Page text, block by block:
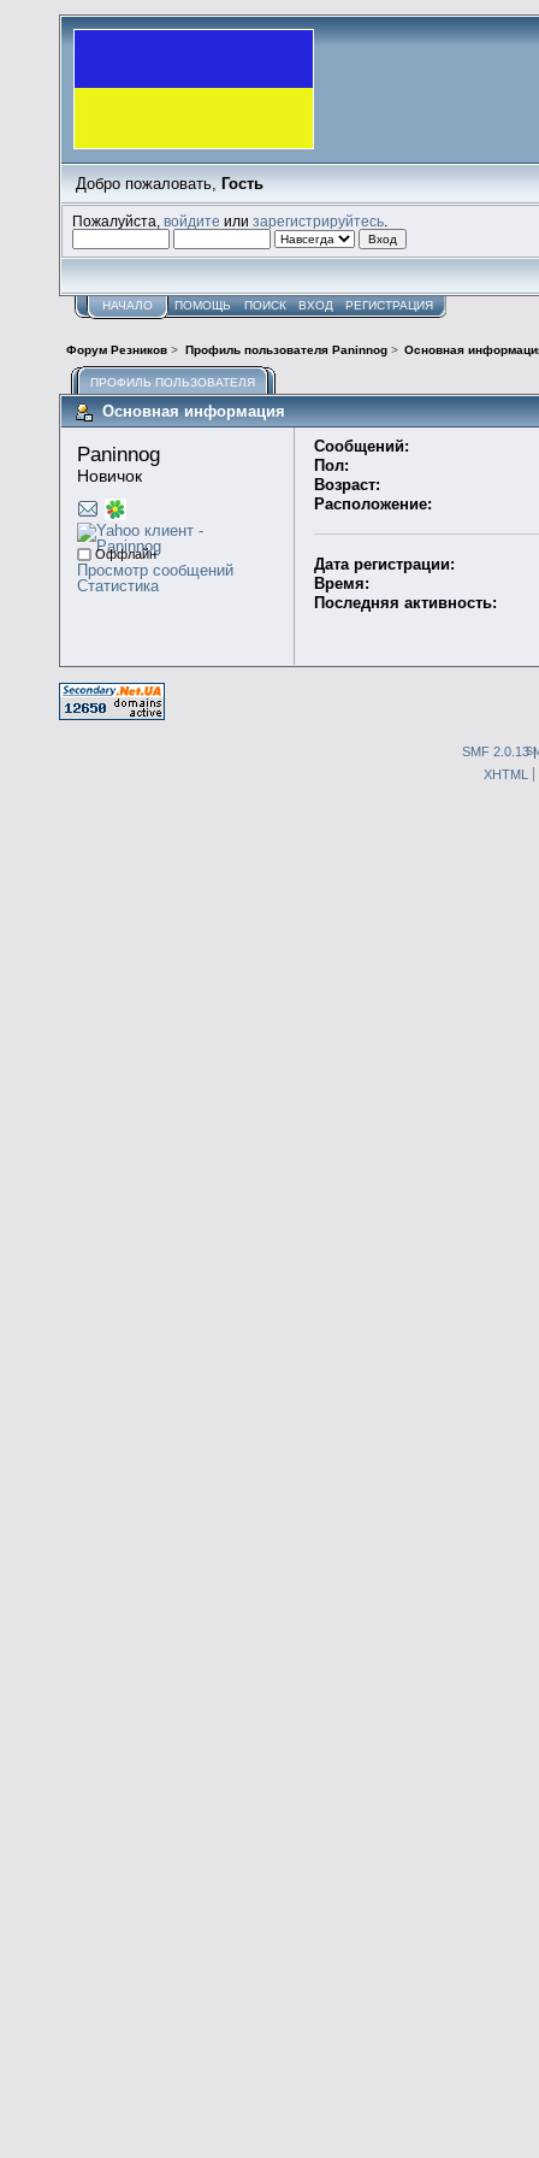
Добро пожаловать, Гость
Пожалуйста,войдите илизарегистрируйтесь
НАЧАЛО ПОМОЩЬ ПОИСК ВХОД РЕГИСТРАЦИЯ
Форум Резников > Профиль пользователя Paninnog> Основная
ПРОФИЛЬ ПОЛЬЗОВАТЕЛЯ
Основная информация
Paninnog
Новичок
Оффлайн
Просмотр сообщений
Статистика
Сообщений:
Пол:
Возраст:
Расположение:
Дата регистрации:
Время:
Последняя активность:
SMF 2.0.13|
XHTML